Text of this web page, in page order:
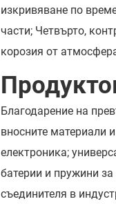
изкривяване по
части; Четвърто,
корозия от
Благодарение на
вносните материали
електроника;
батерии и пружини
съединителя в